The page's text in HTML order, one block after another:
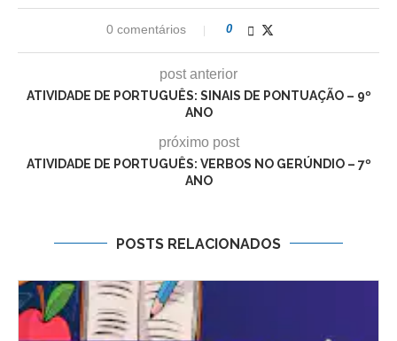
0 comentários 0
post anterior
ATIVIDADE DE PORTUGUÊS: SINAIS DE PONTUAÇÃO – 9º
ANO
próximo post
ATIVIDADE DE PORTUGUÊS: VERBOS NO GERÚNDIO – 7º
ANO
POSTS RELACIONADOS